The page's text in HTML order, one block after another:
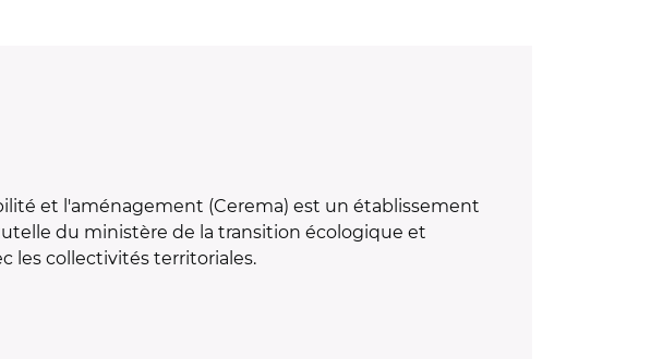
et l'aménagement (Cerema) est un établissement
du ministère de la transition écologique et
les collectivités territoriales.